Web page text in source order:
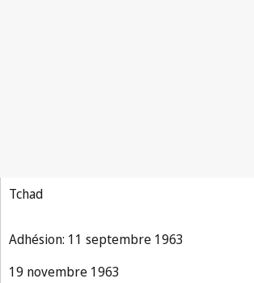
Tchad
Adhésion: 11 septembre 1963
19 novembre 1963